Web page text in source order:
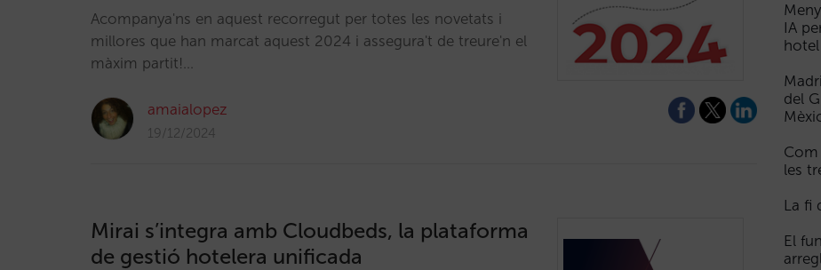
Acompanya'ns en aquest recorregut per totes les novetats i
millores que han marcat aquest 2024 i assegura't de treure'n el
màxim partit!…
amaialopez
19/12/2024
Mirai s’integra amb Cloudbeds, la plataforma
de gestió hotelera unificada
IA
del
Com
les
La fi
El